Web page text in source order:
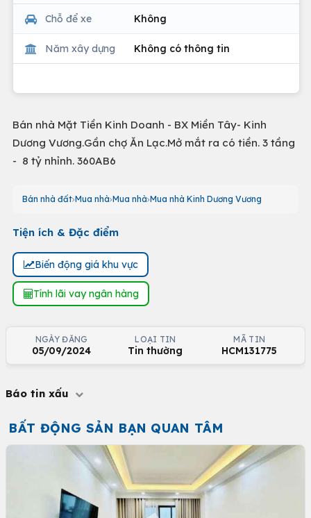
Chỗ để xe Không
Năm xây dựng Không có thông tin
Bán nhà Mặt Tiền Kinh Doanh - BX Miền Tây- Kinh
Dương Vương.Gần chợ Ăn Lạc.Mở mắt ra có tiền. 3 tầng
- 8 tỷ nhỉnh. 360AB6
Bán nhà đất Mua nhà Mua nhà Mua nhà Kinh Dương Vương
Tiện ích & Đặc điểm
Biến động giá khu vực
Tính lãi vay ngân hàng
NGÀY ĐĂNG
05/09/2024
LOẠI TIN
Tin thường
MÃ TIN
HCM131775
Báo tin xấu
BẤT ĐỘNG SẢN BẠN QUAN TÂM